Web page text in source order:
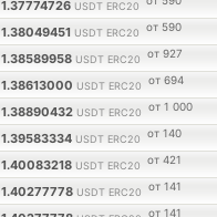
1.37774726 USDT ERC20
1.38049451 USDT ERC20 от 590
1.38589958 USDT ERC20 от 927
1.38613000 USDT ERC20 от 694
1.38890432 USDT ERC20 от 1 000
1.39583334 USDT ERC20 от 140
1.40083218 USDT ERC20 от 421
1.40277778 USDT ERC20 от 141
от 141